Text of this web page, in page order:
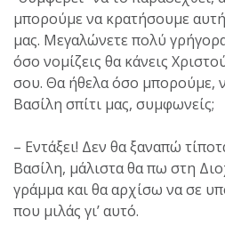
μπορούμε να κρατήσουμε αυτή
μας. Μεγαλώνετε πολύ
όσο νομίζεις θα κάνεις
σου. Θα ήθελα όσο μπορούμε,
Βασίλη σπίτι μας, συμφωνείς;
– Εντάξει! Δεν θα ξαναπώ
Βασίλη, μάλιστα θα πω στη
γράμμα και θα αρχίσω να σε
που μιλάς γι’ αυτό.